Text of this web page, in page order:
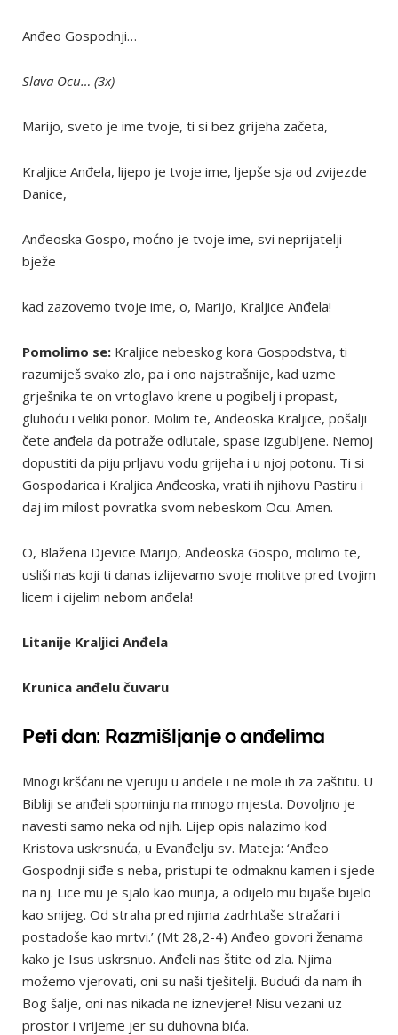
Anđeo Gospodnji…
Slava Ocu… (3x)
Marijo, sveto je ime tvoje, ti si bez grijeha začeta,
Kraljice Anđela, lijepo je tvoje ime, ljepše sja od zvijezde
Danice,
Anđeoska Gospo, moćno je tvoje ime, svi neprijatelji
bježe
kad zazovemo tvoje ime, o, Marijo, Kraljice Anđela!
Pomolimo se: Kraljice nebeskog kora Gospodstva, ti
razumiješ svako zlo, pa i ono najstrašnije, kad uzme
grješnika te on vrtoglavo krene u pogibelj i propast,
gluhoću i veliki ponor. Molim te, Anđeoska Kraljice, pošalji
čete anđela da potraže odlutale, spase izgubljene. Nemoj
dopustiti da piju prljavu vodu grijeha i u njoj potonu. Ti si
Gospodarica i Kraljica Anđeoska, vrati ih njihovu Pastiru i
daj im milost povratka svom nebeskom Ocu. Amen.
O, Blažena Djevice Marijo, Anđeoska Gospo, molimo te,
usliši nas koji ti danas izlijevamo svoje molitve pred tvojim
licem i cijelim nebom anđela!
Litanije Kraljici Anđela
Krunica anđelu čuvaru
Peti dan: Razmišljanje o anđelima
Mnogi kršćani ne vjeruju u anđele i ne mole ih za zaštitu. U
Bibliji se anđeli spominju na mnogo mjesta. Dovoljno je
navesti samo neka od njih. Lijep opis nalazimo kod
Kristova uskrsnuća, u Evanđelju sv. Mateja: ‘Anđeo
Gospodnji siđe s neba, pristupi te odmaknu kamen i sjede
na nj. Lice mu je sjalo kao munja, a odijelo mu bijaše bijelo
kao snijeg. Od straha pred njima zadrhtaše stražari i
postadoše kao mrtvi.’ (Mt 28,2-4) Anđeo govori ženama
kako je Isus uskrsnuo. Anđeli nas štite od zla. Njima
možemo vjerovati, oni su naši tješitelji. Budući da nam ih
Bog šalje, oni nas nikada ne iznevjere! Nisu vezani uz
prostor i vrijeme jer su duhovna bića.